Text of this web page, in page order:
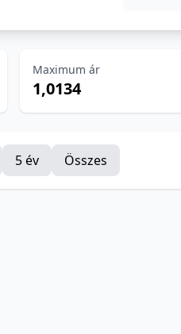
Maximum ár
1,0134
5 év Összes